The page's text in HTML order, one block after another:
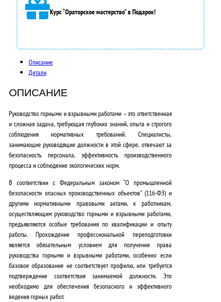
5
0
0
0
0
0
₽
.
Курс “Ораторское мастерство” в Подарок!
Описание
Детали
ОПИСАНИЕ
Руководство горными и взрывными работами – это ответственная
и сложная задача, требующая глубоких знаний, опыта и строгого
соблюдения нормативных требований. Специалисты,
занимающие руководящие должности в этой сфере, отвечают за
безопасность персонала, эффективность производственного
процесса и соблюдение экологических норм.
В соответствии с Федеральным законом “О промышленной
безопасности опасных производственных объектов” (116-ФЗ) и
другими нормативными правовыми актами,к работникам,
осуществляющим руководство горными и взрывными работами,
предъявляются особые требования по квалификации и опыту
работы. Прохождение профессиональной переподготовки
является обязательным условием для получения права
руководства горными и взрывными работами, особенно если
базовое образование не соответствует профилю, или требуется
подтверждение соответствия занимаемой должности. Это
необходимо для обеспечения безопасного и эффективного
ведения горных работ.